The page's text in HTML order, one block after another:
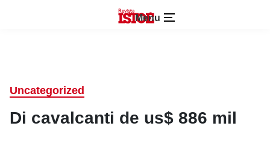
Menu
Uncategorized
Di cavalcanti de us$ 886 mil